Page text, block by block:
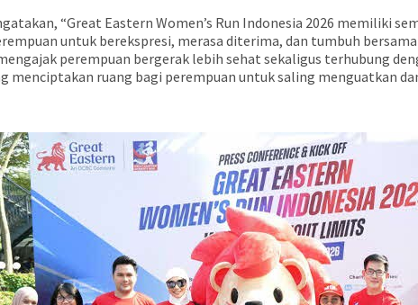
“Great Eastern Women’s Run Indonesia 2026 memiliki
untuk berekspresi, merasa diterima, dan tumbuh
perempuan bergerak lebih sehat sekaligus terhubung
ruang bagi perempuan untuk saling menguatkan